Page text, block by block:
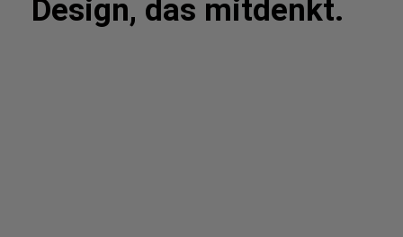
Design, das mitdenkt.